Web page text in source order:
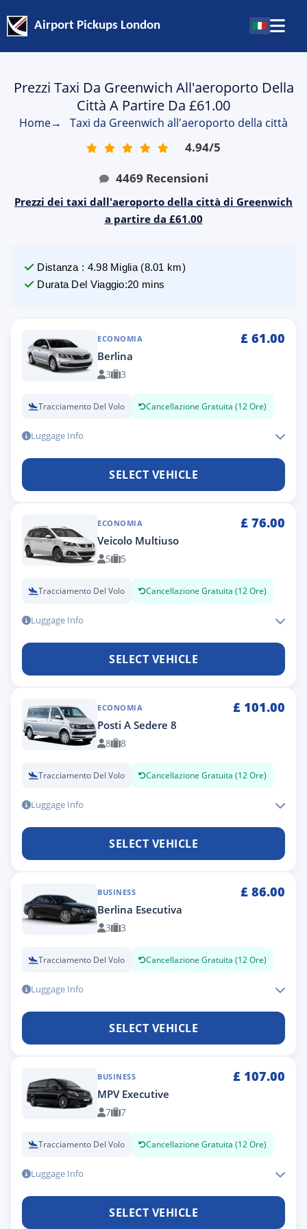
Airport Pickups London
Prezzi Taxi Da Greenwich All'aeroporto Della
Città A Partire Da £61.00
Home→ Taxi da Greenwich all'aeroporto della città
4.94/5
4469 Recensioni
Prezzi dei taxi dall'aeroporto della città di Greenwich
a partire da £61.00
Distanza : 4.98 Miglia(8.01 km)
Durata Del Viaggio:20 mins
ECONOMIA £ 61.00
Berlina
3 3
Tracciamento Del Volo Cancellazione Gratuita (12 Ore)
Luggage Info
SELECT VEHICLE
ECONOMIA £ 76.00
Veicolo Multiuso
5 5
Tracciamento Del Volo Cancellazione Gratuita (12 Ore)
Luggage Info
SELECT VEHICLE
ECONOMIA £ 101.00
Posti A Sedere 8
8 8
Tracciamento Del Volo Cancellazione Gratuita (12 Ore)
Luggage Info
SELECT VEHICLE
BUSINESS £ 86.00
Berlina Esecutiva
3 3
Tracciamento Del Volo Cancellazione Gratuita (12 Ore)
Luggage Info
SELECT VEHICLE
BUSINESS £ 107.00
MPV Executive
7 7
Tracciamento Del Volo Cancellazione Gratuita (12 Ore)
Luggage Info
SELECT VEHICLE